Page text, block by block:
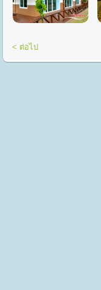
< ต่อไป